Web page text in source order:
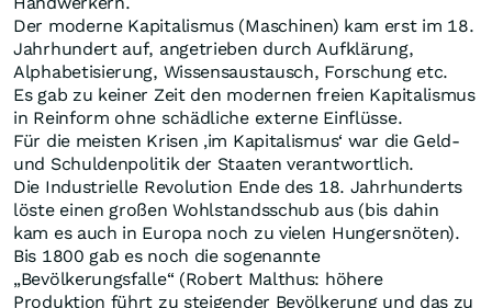
Der moderne Kapitalismus (Maschinen) kam erst im 18.
Jahrhundert auf, angetrieben durch Aufklärung,
Alphabetisierung, Wissensaustausch, Forschung etc.
Es gab zu keiner Zeit den modernen freien Kapitalismus
in Reinform ohne schädliche externe Einflüsse.
Für die meisten Krisen ‚im Kapitalismus‘ war die Geld-
und Schuldenpolitik der Staaten verantwortlich.
Die Industrielle Revolution Ende des 18. Jahrhunderts
löste einen großen Wohlstandsschub aus (bis dahin
kam es auch in Europa noch zu vielen Hungersnöten).
Bis 1800 gab es noch die sogenannte
„Bevölkerungsfalle“ (Robert Malthus: höhere
Produktion führt zu steigender Bevölkerung und das zu